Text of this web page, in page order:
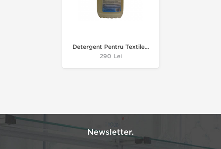
Detergent Pentru Textile...
Pret
290 Lei
Newsletter.